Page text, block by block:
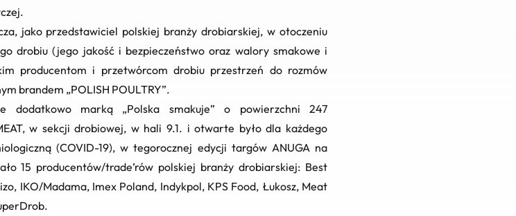
jako przedstawiciel polskiej branży drobiarskiej, w otoczeniu
drobiu (jego jakość i bezpieczeństwo oraz walory smakowe i
producentom i przetwórcom drobiu przestrzeń do rozmów
brandem „POLISH POULTRY”.
dodatkowo marką „Polska smakuje” o powierzchni 247
w sekcji drobiowej, w hali 9.1. i otwarte było dla każdego
(COVID-19), w tegorocznej edycji targów ANUGA na
15 producentów/trade’rów polskiej branży drobiarskiej: Best
IKO/Madama, Imex Poland, Indykpol, KPS Food, Łukosz, Meat